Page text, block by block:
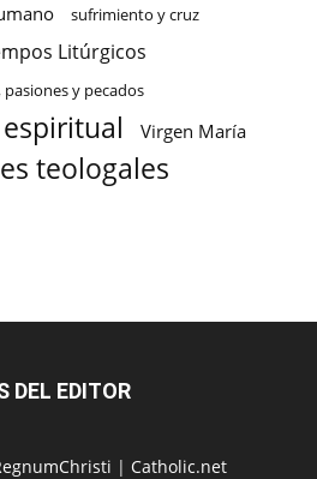
sufrimiento y cruz
Litúrgicos
pasiones y pecados
Virgen María
teologales
DEL EDITOR
| Catholic.net